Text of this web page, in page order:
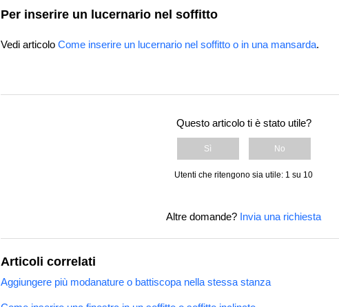
Per inserire un lucernario nel soffitto
Vedi articoloCome inserire un lucernario nel soffitto o in una mansarda.
Questo articolo ti è stato utile?
Sì No
Utenti che ritengono sia utile: 1 su 10
Altre domande? Invia una richiesta
Articoli correlati
Aggiungere più modanature o battiscopa nella stessa stanza